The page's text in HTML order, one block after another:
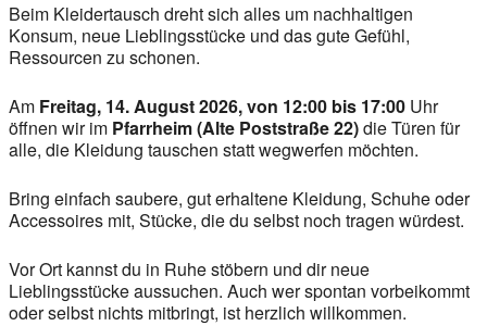
Beim Kleidertausch dreht sich alles um nachhaltigen
Konsum, neue Lieblingsstücke und das gute Gefühl,
Ressourcen zu schonen.
Am Freitag, 14. August 2026, von 12:00 bis 17:00 Uhr
öffnen wir im Pfarrheim (Alte Poststraße 22)die Türen für
alle, die Kleidung tauschen statt wegwerfen möchten.
Bring einfach saubere, gut erhaltene Kleidung, Schuhe oder
Accessoires mit, Stücke, die du selbst noch tragen würdest.
Vor Ort kannst du in Ruhe stöbern und dir neue
Lieblingsstücke aussuchen. Auch wer spontan vorbeikommt
oder selbst nichts mitbringt, ist herzlich willkommen.